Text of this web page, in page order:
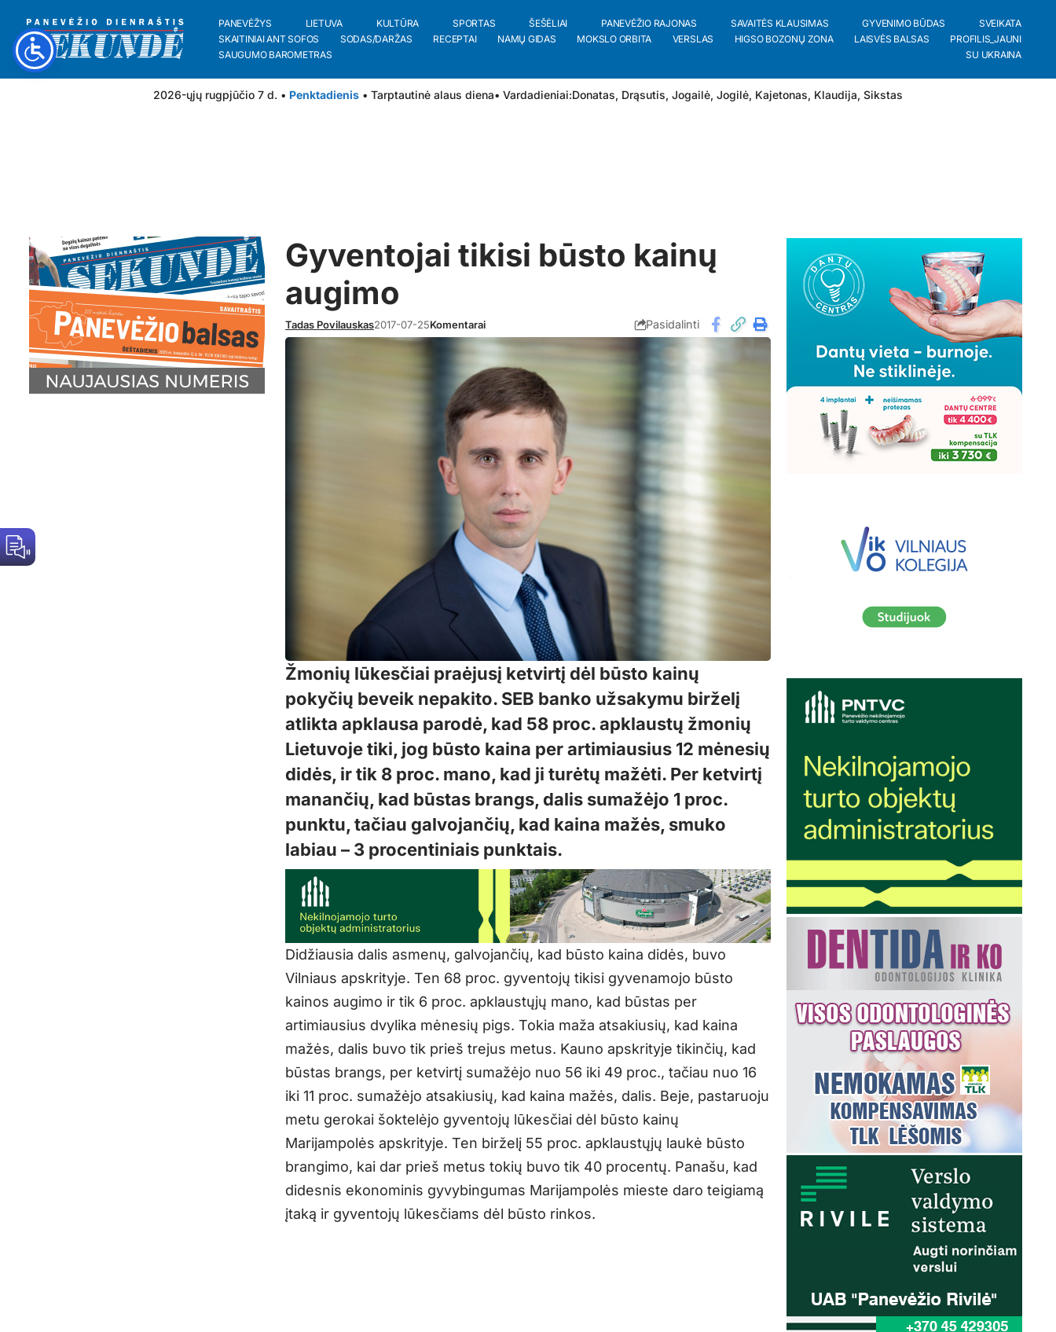
PANEVĖŽYS LIETUVA KULTŪRA SPORTAS ŠEŠĖLIAI PANEVĖŽIO RAJONAS SAVAITĖS KLAUSIMAS GYVENIMO BŪDAS
SVEIKATA
SKAITINIAI ANT SOFOS
SODAS/DARŽAS RECEPTAI NAMŲ GIDAS MOKSLO ORBITA VERSLAS HIGSO BOZONŲ ZONA LAISVĖS BALSAS
PROFILIS_JAUNI
SAUGUMO BAROMETRAS
SU UKRAINA
2026-ųjų rugpjūčio 7 d. • Penktadienis • Tarptautinė alaus diena• Vardadieniai:Donatas, Drąsutis, Jogailė, Jogilė, Kajetonas, Klaudija, Sikstas
Gyventojai tikisi būsto kainų
augimo
Tadas Povilauskas2017-07-25Komentarai Pasidalinti
Žmonių lūkesčiai praėjusį ketvirtį dėl būsto kainų
pokyčių beveik nepakito. SEB banko užsakymu birželį
atlikta apklausa parodė, kad 58 proc. apklaustų žmonių
Lietuvoje tiki, jog būsto kaina per artimiausius 12 mėnesių
didės, ir tik 8 proc. mano, kad ji turėtų mažėti. Per ketvirtį
manančių, kad būstas brangs, dalis sumažėjo 1 proc.
punktu, tačiau galvojančių, kad kaina mažės, smuko
labiau – 3 procentiniais punktais.
Didžiausia dalis asmenų, galvojančių, kad būsto kaina didės, buvo
Vilniaus apskrityje. Ten 68 proc. gyventojų tikisi gyvenamojo būsto
kainos augimo ir tik 6 proc. apklaustųjų mano, kad būstas per
artimiausius dvylika mėnesių pigs. Tokia maža atsakiusių, kad kaina
mažės, dalis buvo tik prieš trejus metus. Kauno apskrityje tikinčių, kad
būstas brangs, per ketvirtį sumažėjo nuo 56 iki 49 proc., tačiau nuo 16
iki 11 proc. sumažėjo atsakiusių, kad kaina mažės, dalis. Beje, pastaruoju
metu gerokai šoktelėjo gyventojų lūkesčiai dėl būsto kainų
Marijampolės apskrityje. Ten birželį 55 proc. apklaustųjų laukė būsto
brangimo, kai dar prieš metus tokių buvo tik 40 procentų. Panašu, kad
didesnis ekonominis gyvybingumas Marijampolės mieste daro teigiamą
įtaką ir gyventojų lūkesčiams dėl būsto rinkos.